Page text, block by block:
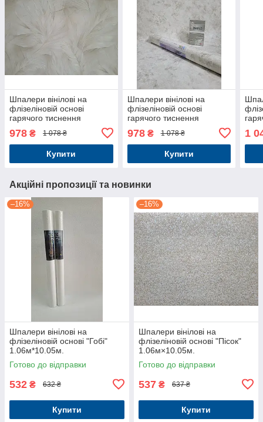
Шпалери вінілові на
флізеліновій основі
гарячого тиснення
1,06*10м Elegance "Ідилія"
2382-02
978 ₴ 1 078 ₴
Купити
Шпалери вінілові на
флізеліновій основі
гарячого тиснення
1,06*10м Elegance "Ксанті"
1311-05
978₴ 1 078 ₴
Купити
1
Акційні пропозиції та новинки
–16%
Шпалери вінілові на
флізеліновій основі "Гобі"
1.06м*10.05м.
Готово до відправки
532 ₴ 632 ₴
Купити
–16%
Шпалери вінілові на
флізеліновій основі "Пісок"
1.06м×10.05м.
Готово до відправки
537 ₴ 637 ₴
Купити